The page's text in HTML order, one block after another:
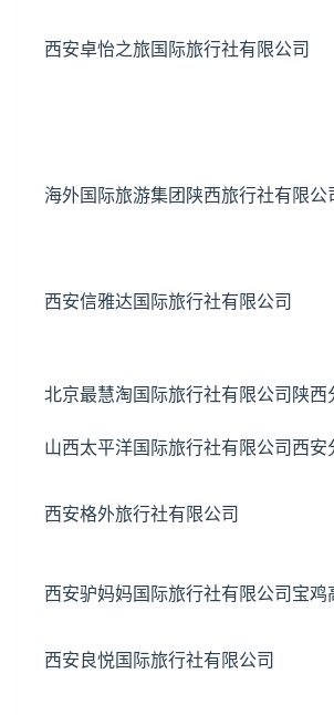
西安卓怡之旅国际旅行社有限公司
海外国际旅游集团陕西旅行社有限公
西安信雅达国际旅行社有限公司
北京最慧淘国际旅行社有限公司陕西
山西太平洋国际旅行社有限公司西安
西安格外旅行社有限公司
西安驴妈妈国际旅行社有限公司宝鸡
西安良悦国际旅行社有限公司